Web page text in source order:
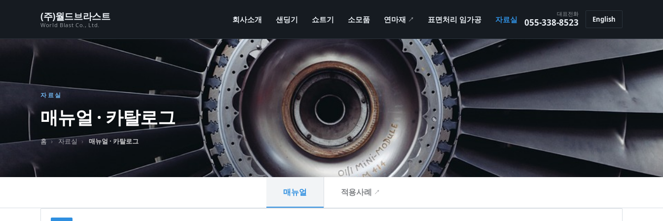
(주)월드브라스트
World Blast Co., Ltd.
회사소개 샌딩기 쇼트기 소모품 연마재 ↗ 새 창표면처리 임가공 자료실
대표전화
055-338-8523 English
자료실
매뉴얼 · 카탈로그
홈 자료실 매뉴얼 · 카탈로그
매뉴얼 적용사례 ↗